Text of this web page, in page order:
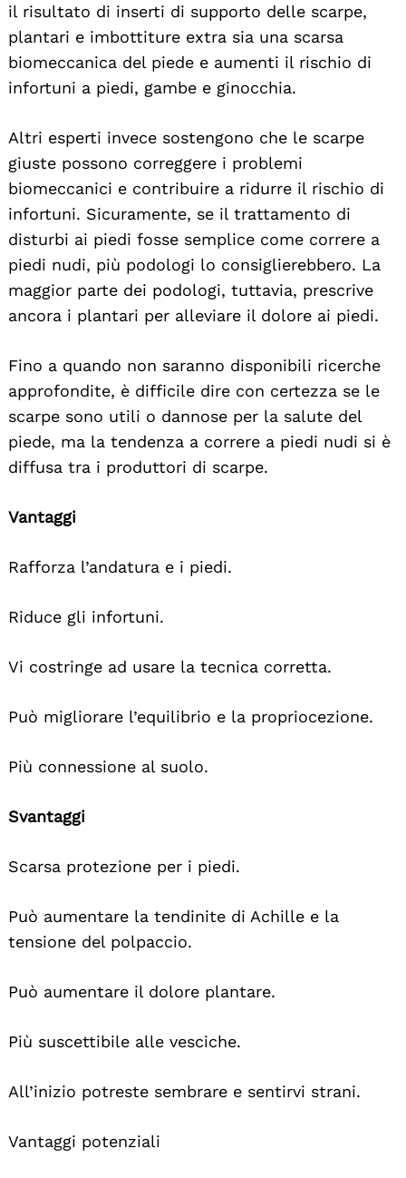
il risultato di inserti di supporto delle scarpe,
plantari e imbottiture extra sia una scarsa
biomeccanica del piede e aumenti il rischio di
infortuni a piedi, gambe e ginocchia.
Altri esperti invece sostengono che le scarpe
giuste possono correggere i problemi
biomeccanici e contribuire a ridurre il rischio di
infortuni. Sicuramente, se il trattamento di
disturbi ai piedi fosse semplice come correre a
piedi nudi, più podologi lo consiglierebbero. La
maggior parte dei podologi, tuttavia, prescrive
ancora i plantari per alleviare il dolore ai piedi.
Fino a quando non saranno disponibili ricerche
approfondite, è difficile dire con certezza se le
scarpe sono utili o dannose per la salute del
piede, ma la tendenza a correre a piedi nudi si è
diffusa tra i produttori di scarpe.
Vantaggi
Rafforza l’andatura e i piedi.
Riduce gli infortuni.
Vi costringe ad usare la tecnica corretta.
Può migliorare l’equilibrio e la propriocezione.
Più connessione al suolo.
Svantaggi
Scarsa protezione per i piedi.
Può aumentare la tendinite di Achille e la
tensione del polpaccio.
Può aumentare il dolore plantare.
Più suscettibile alle vesciche.
All’inizio potreste sembrare e sentirvi strani.
Vantaggi potenziali